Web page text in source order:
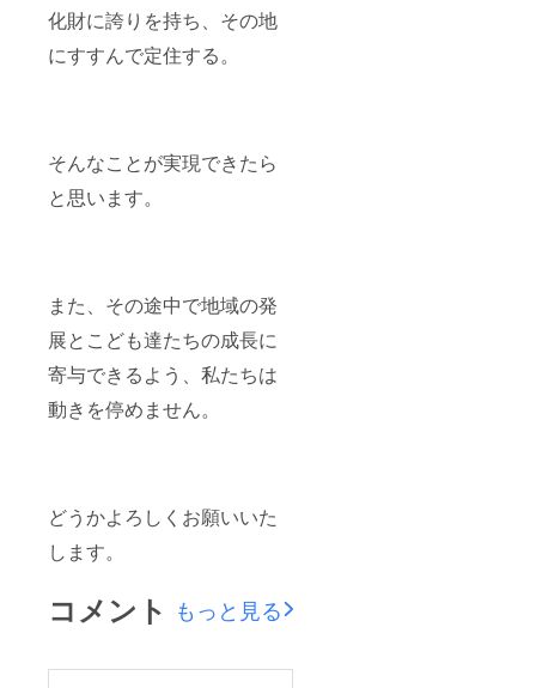
化財に誇りを持ち、その地
にすすんで定住する。
そんなことが実現できたら
と思います。
また、その途中で地域の発
展とこども達たちの成長に
寄与できるよう、私たちは
動きを停めません。
どうかよろしくお願いいた
します。
コメント もっと見る